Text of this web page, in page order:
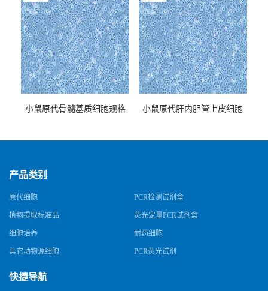
小鼠原代骨髓基质细胞规格
小鼠原代肝内胆管上皮细胞
产品类别
原代细胞 PCR检测试剂盒
植物提取标准品 荧光定量PCR试剂盒
细胞培养 耐药细胞
其它动物源细胞 PCR荧光试剂
快捷导航